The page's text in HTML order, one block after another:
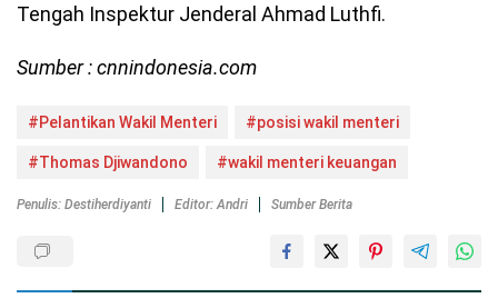
Tengah Inspektur Jenderal Ahmad Luthfi.
Sumber : cnnindonesia.com
#Pelantikan Wakil Menteri #posisi wakil menteri
#Thomas Djiwandono #wakil menteri keuangan
Penulis: Destiherdiyanti Editor: Andri Sumber Berita